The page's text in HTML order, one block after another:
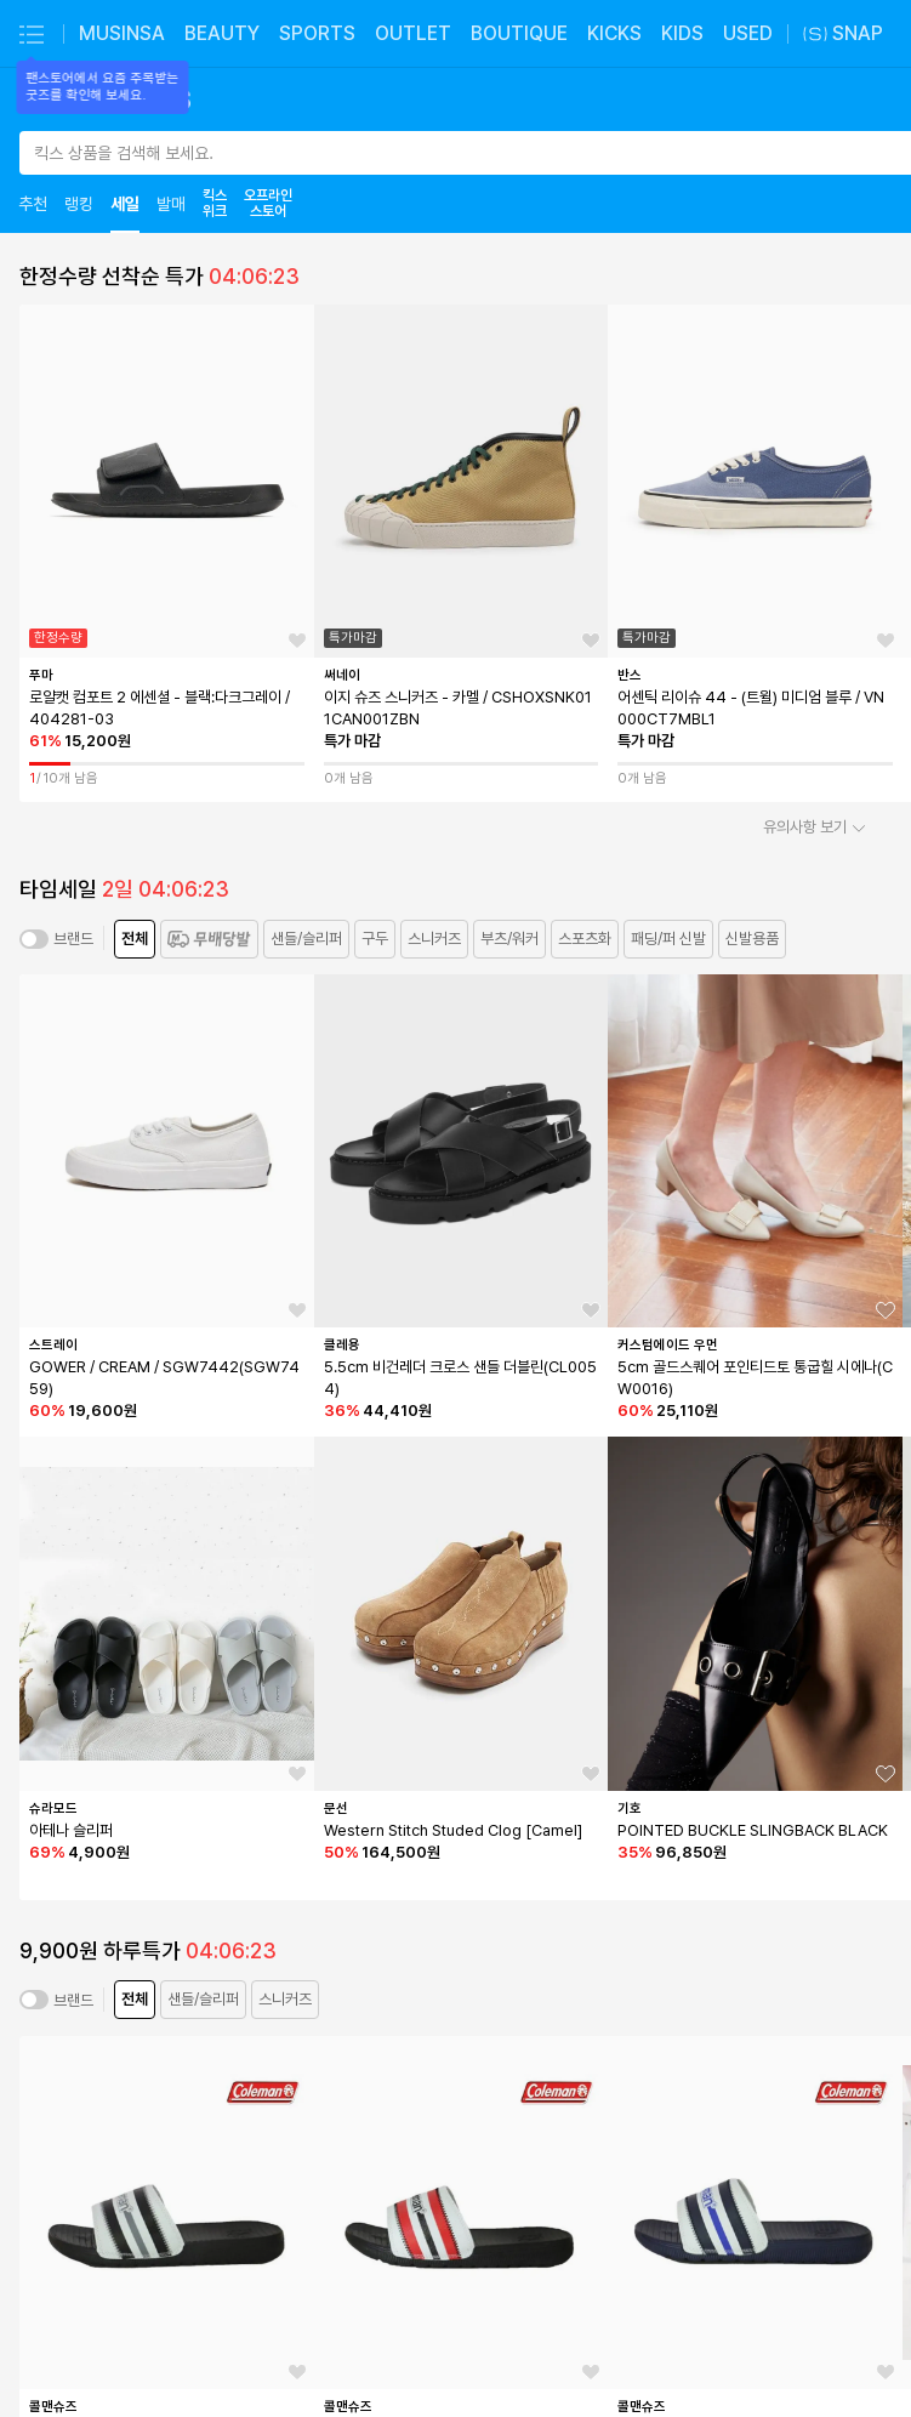
팬스토어에서 요즘 주목받는
굿즈를 확인해 보세요.
MUSINSA BEAUTY SPORTS OUTLET BOUTIQUE KICKS KIDS USED SNAP
킥스 상품을 검색해 보세요.
추천 랭킹 세일 발매
킥스
위크
오프라인
스토어
한정수량 선착순 특가 04:06:22
한정수량
푸마
로얄캣 컴포트 2 에센셜 - 블랙:다크그레이 /
404281-03
61% 15,200원
1 /10개 남음
특가마감
써네이
이지 슈즈 스니커즈 - 카멜 / CSHOXSNK01
1CAN001ZBN
특가 마감
0개 남음
특가마감
반스
어센틱 리이슈 44 - (트윌) 미디엄 블루 / VN
000CT7MBL1
특가 마감
0개 남음
유의사항 보기
타임세일 2일 04:06:21
브랜드 전체 샌들/슬리퍼 구두 스니커즈 부츠/워커 스포츠화 패딩/퍼 신발 신발용품
스트레이
GOWER / CREAM / SGW7442(SGW74
59)
60% 19,600원
슈라모드
아테나 슬리퍼
69% 4,900원
클레용
5.5cm 비건레더 크로스 샌들 더블린(CL005
4)
36% 44,410원
문선
Western Stitch Studed Clog [Camel]
50% 164,500원
커스텀에이드 우먼
5cm 골드스퀘어 포인티드토 통굽힐 시에나(C
W0016)
60% 25,110원
기호
POINTED BUCKLE SLINGBACK BLACK
35% 96,850원
9,900원 하루특가 04:06:21
브랜드 전체 샌들/슬리퍼 스니커즈
콜맨슈즈 콜맨슈즈 콜맨슈즈